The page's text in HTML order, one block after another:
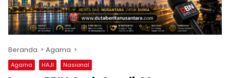
Beranda Agama
Agama HAJI Nasional